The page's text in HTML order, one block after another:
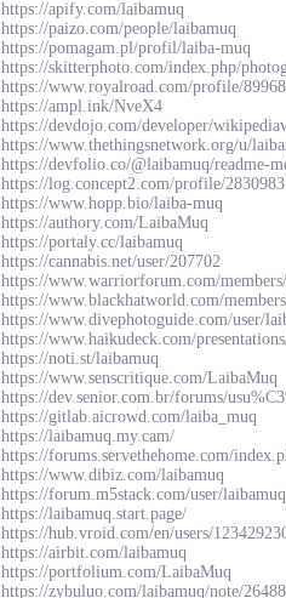
https://apify.com/laibamuq
https://paizo.com/people/laibamuq
https://pomagam.pl/profil/laiba-muq
https://skitterphoto.com/index.php/
https://www.royalroad.com/profile/
https://ampl.ink/NveX4
https://devdojo.com/developer/
https://www.thethingsnetwork.org/u/
https://devfolio.co/@laibamuq/readme-
https://log.concept2.com/profile/2830983
https://www.hopp.bio/laiba-muq
https://authory.com/LaibaMuq
https://portaly.cc/laibamuq
https://cannabis.net/user/207702
https://www.warriorforum.com/
https://www.blackhatworld.com/
https://www.divephotoguide.com/user/
https://www.haikudeck.com/
https://noti.st/laibamuq
https://www.senscritique.com/LaibaMuq
https://dev.senior.com.br/forums/
https://gitlab.aicrowd.com/laiba_muq
https://laibamuq.my.cam/
https://forums.servethehome.com/
https://www.dibiz.com/laibamuq
https://forum.m5stack.com/user/laibamuq
https://laibamuq.start.page/
https://hub.vroid.com/en/users/
https://airbit.com/laibamuq
https://portfolium.com/LaibaMuq
https://zybuluo.com/laibamuq/note/